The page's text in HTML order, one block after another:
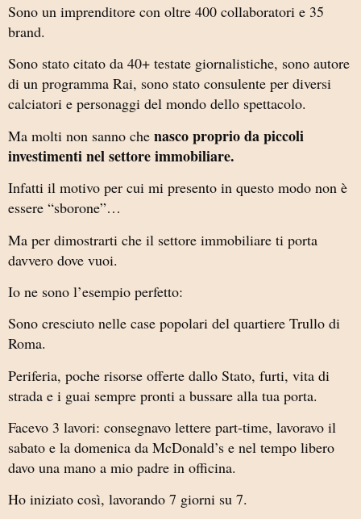
Sono un imprenditore con oltre 400 collaboratori e 35
brand.
Sono stato citato da 40+ testate giornalistiche, sono autore
di un programma Rai, sono stato consulente per diversi
calciatori e personaggi del mondo dello spettacolo.
Ma molti non sanno che nasco proprio da piccoli
investimenti nel settore immobiliare.
Infatti il motivo per cui mi presento in questo modo non è
essere “sborone”…
Ma per dimostrarti che il settore immobiliare ti porta
davvero dove vuoi.
Io ne sono l’esempio perfetto:
Sono cresciuto nelle case popolari del quartiere Trullo di
Roma.
Periferia, poche risorse offerte dallo Stato, furti, vita di
strada e i guai sempre pronti a bussare alla tua porta.
Facevo 3 lavori: consegnavo lettere part-time, lavoravo il
sabato e la domenica da McDonald’s e nel tempo libero
davo una mano a mio padre in officina.
Ho iniziato così, lavorando 7 giorni su 7.